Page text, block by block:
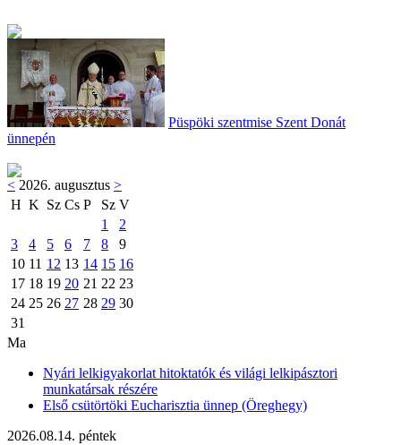
Püspöki szentmise Szent Donát
ünnepén
< 2026. augusztus >
H K Sz Cs P Sz V
1
2
3
4 5 6 7 8
9
10 11 12 13 14 15 16
17 18 19 20 21 22 23
24 25 26 27 28 29 30
31
Ma
Nyári lelkigyakorlat hitoktatók és világi lelkipásztori
munkatársak részére
Első csütörtöki Eucharisztia ünnep (Öreghegy)
2026.08.14. péntek